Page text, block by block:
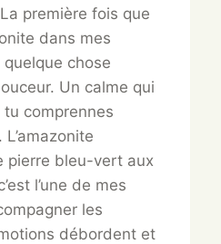
première fois que
dans mes
quelque chose
Un calme qui
tu comprennes
pierre bleu-vert aux
l’une de mes
les
débordent et